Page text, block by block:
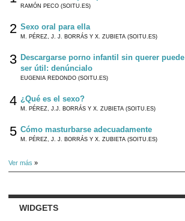
RAMÓN PECO (SOITU.ES)
2 Sexo oral para ella
M. PÉREZ, J. J. BORRÁS Y X. ZUBIETA (SOITU.ES)
3 Descargarse porno infantil sin querer puede
ser útil: denúncialo
EUGENIA REDONDO (SOITU.ES)
4 ¿Qué es el sexo?
M. PÉREZ, J.J. BORRÁS Y X. ZUBIETA (SOITU.ES)
5 Cómo masturbarse adecuadamente
M. PÉREZ, J. J. BORRÁS Y X. ZUBIETA (SOITU.ES)
Ver más »
WIDGETS